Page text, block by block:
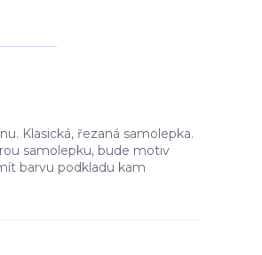
Klasická, řezaná samolepka.
samolepku, bude motiv
barvu podkladu kam